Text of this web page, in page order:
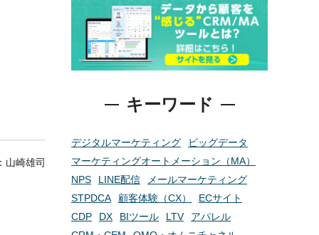
山崎雄司
キーワード
デジタルマーケティング
ビッグデータ
マーケティングオートメーション（MA）
NPS
LINE配信
メールマーケティング
STPDCA
顧客体験（CX）
ECサイト
CDP
DX BIツール LTV
アパレル